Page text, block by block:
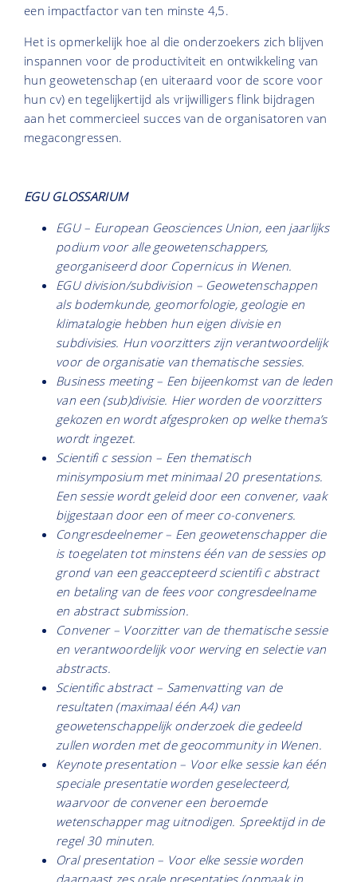
een impactfactor van ten minste 4,5.
Het is opmerkelijk hoe al die onderzoekers zich blijven
inspannen voor de productiviteit en ontwikkeling van
hun geowetenschap (en uiteraard voor de score voor
hun cv) en tegelijkertijd als vrijwilligers flink bijdragen
aan het commercieel succes van de organisatoren van
megacongressen.
EGU GLOSSARIUM
EGU – European Geosciences Union, een jaarlijks
podium voor alle geowetenschappers,
georganiseerd door Copernicus in Wenen.
EGU division/subdivision – Geowetenschappen
als bodemkunde, geomorfologie, geologie en
klimatalogie hebben hun eigen divisie en
subdivisies. Hun voorzitters zijn verantwoordelijk
voor de organisatie van thematische sessies.
Business meeting – Een bijeenkomst van de leden
van een (sub)divisie. Hier worden de voorzitters
gekozen en wordt afgesproken op welke thema’s
wordt ingezet.
Scientifi c session – Een thematisch
minisymposium met minimaal 20 presentations.
Een sessie wordt geleid door een convener, vaak
bijgestaan door een of meer co-conveners.
Congresdeelnemer – Een geowetenschapper die
is toegelaten tot minstens één van de sessies op
grond van een geaccepteerd scientifi c abstract
en betaling van de fees voor congresdeelname
en abstract submission.
Convener – Voorzitter van de thematische sessie
en verantwoordelijk voor werving en selectie van
abstracts.
Scientific abstract – Samenvatting van de
resultaten (maximaal één A4) van
geowetenschappelijk onderzoek die gedeeld
zullen worden met de geocommunity in Wenen.
Keynote presentation – Voor elke sessie kan één
speciale presentatie worden geselecteerd,
waarvoor de convener een beroemde
wetenschapper mag uitnodigen. Spreektijd in de
regel 30 minuten.
Oral presentation – Voor elke sessie worden